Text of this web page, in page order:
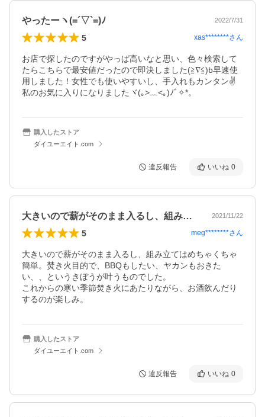
やったーヽ(=´▽`=)ﾉ 2022/7/31
5 xas********さん
お店で探したのですがやっぱ高いなと思い、色々検索して
たらこちらで最安値だったので即決しました(≧∇≦)b早速使
用しました！女性でも使いやすいし、手入れもカンタン✌️
私のお気に入りになりましたヾ(｡>﹏<｡)ﾉﾞ✧*。
購入したストア
ダイユーエイト.com
違反報告 いいね 0
大きいので薪がそのまま入るし、組み立て… 2021/11/22
5 meg********さん
大きいので薪がそのまま入るし、組み立てはめちゃくちゃ
簡単。焚き火目的で、BBQもしたい、ヤカンもおきた
い、、というきぼうが叶うものでした。
これからの寒い季節焚き火にあたりながら、お酒飲んだり
するのが楽しみ。
購入したストア
ダイユーエイト.com
違反報告 いいね 0